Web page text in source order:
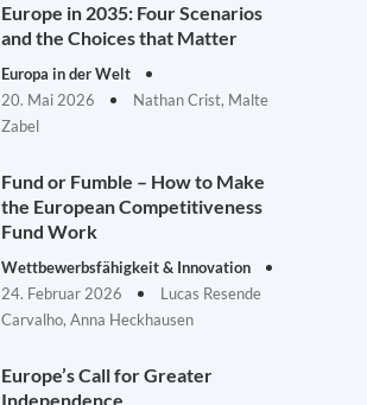
Europe in 2035: Four Scenarios
and the Choices that Matter
Europa in der Welt
20. Mai 2026
Nathan Crist, Malte
Zabel
Fund or Fumble – How to Make
the European Competitiveness
Fund Work
Wettbewerbsfähigkeit & Innovation
24. Februar 2026
Lucas Resende
Carvalho, Anna Heckhausen
Europe’s Call for Greater
Independence